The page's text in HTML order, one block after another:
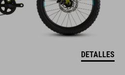
DETALLES